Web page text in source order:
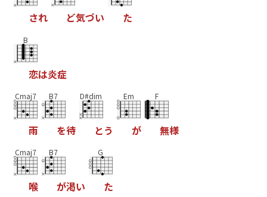
され ど気づい た
B
恋は炎症
Cmaj7
雨
B7
を待
D#dim
とう
Em
が
F
無様
Cmaj7
喉
B7
が渇い
G
た